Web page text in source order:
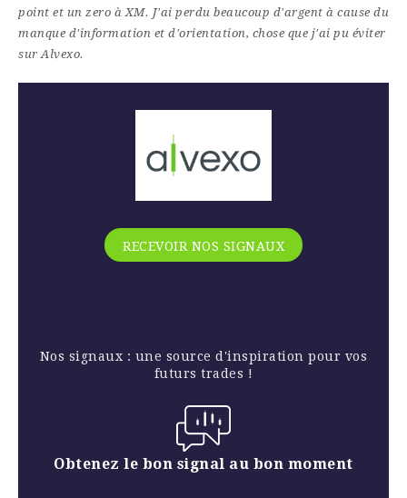
point et un zero à XM. J'ai perdu beaucoup d'argent à cause du
manque d'information et d'orientation, chose que j'ai pu éviter
sur Alvexo.
RECEVOIR NOS SIGNAUX
Nos signaux : une source d'inspiration pour vos
futurs trades !
Obtenez le bon signal au bon moment